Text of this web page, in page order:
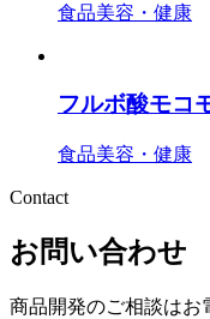
食品美容・健康
フルボ酸モコ
食品美容・健康
Contact
お問い合わせ
商品開発のご相談はお